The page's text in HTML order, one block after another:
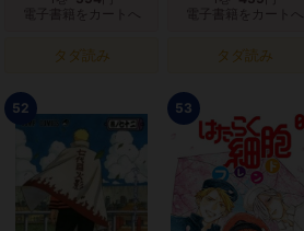
電子書籍をカートへ
タダ読み
電子書籍をカートへ
タダ読み
52 53